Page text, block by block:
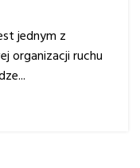
jednym z
organizacji ruchu